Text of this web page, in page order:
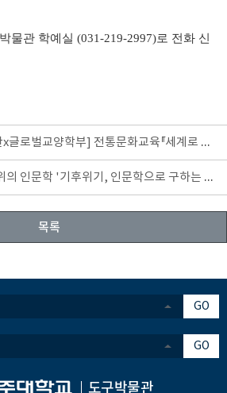
물관 학예실 (031-219-2997)로 전화 신
[도구박물관x글로벌교양학부] 전통문화교육『세계로 부는 바람』참여자 모집 (~5/8)
2025년 길 위의 인문학 '기후위기, 인문학으로 구하는 수원' 교육
목록
GO
GO
도구박물관